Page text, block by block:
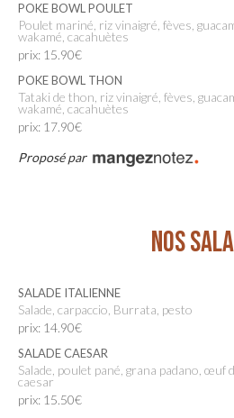
POKE BOWL POULET
Poulet mariné, riz vinaigré, fèves, guacamole, chou, concombre,
wakamé, cacahuètes
prix: 15.90€
POKE BOWL THON
Tataki de thon, riz vinaigré, fèves, guacamole, chou, concombre,
wakamé, cacahuètes
prix: 17.90€
Proposé par
NOS
SALADE ITALIENNE
Salade, carpaccio, Burrata, pesto
prix: 14.90€
SALADE CAESAR
Salade, poulet pané, grana padano, œuf dur, croûtons, pdt, sauce
caesar
prix: 15.50€